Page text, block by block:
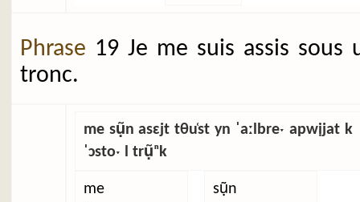
Phrase 19 Je me suis assis
tronc.
me sụ̃n asɛjt tθu̜st yn ˈaːlbreˑ apwịjat k
ˈɔstoˑ l trụ̃ⁿk
me
sụ̃n